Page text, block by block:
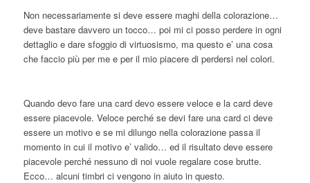
Non necessariamente si deve essere maghi della colorazione…
deve bastare davvero un tocco… poi mi ci posso perdere in ogni
dettaglio e dare sfoggio di virtuosismo, ma questo e’ una cosa
che faccio più per me e per il mio piacere di perdersi nel colori.
Quando devo fare una card devo essere veloce e la card deve
essere piacevole. Veloce perché se devi fare una card ci deve
essere un motivo e se mi dilungo nella colorazione passa il
momento in cui il motivo e’ valido… ed il risultato deve essere
piacevole perché nessuno di noi vuole regalare cose brutte.
Ecco… alcuni timbri ci vengono in aiuto in questo.